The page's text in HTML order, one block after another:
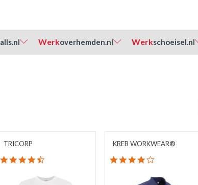
Werkoverhemden.nl Werkschoeisel.nl
TRICORP KREB WORKWEAR®
4.1 star rating